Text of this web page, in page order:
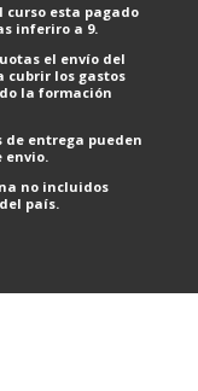
curso esta pagado
inferiro a 9.
el envío del
cubrir los gastos
la formación
entrega pueden
envio.
no incluidos
país.